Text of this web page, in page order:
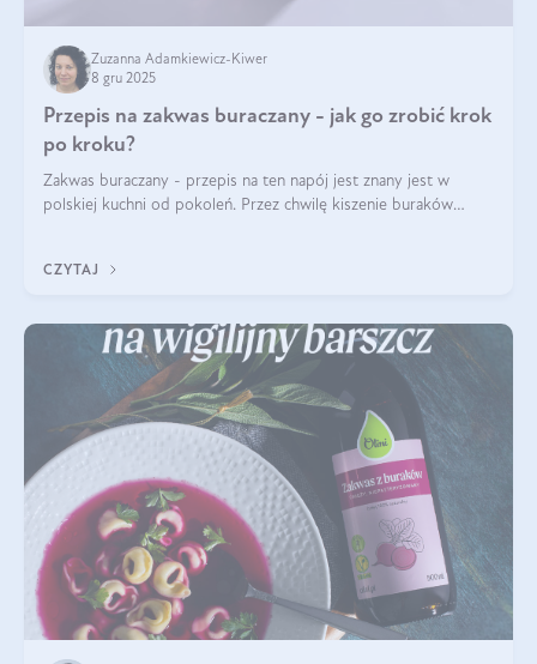
Zuzanna Adamkiewicz-Kiwer
8 gru 2025
Przepis na zakwas buraczany - jak go zrobić krok
po kroku?
Zakwas buraczany - przepis na ten napój jest znany jest w
polskiej kuchni od pokoleń. Przez chwilę kiszenie buraków
CZYTAJ